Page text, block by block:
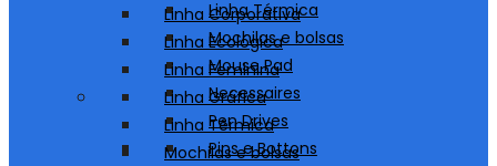
Linha Térmica
Mochilas e bolsas
Mouse Pad
Necessaires
Pen Drives
Pins e Bottons
Linha Corporativa
Linha Ecológica
Linha Feminina
Linha Gráfica
Linha Térmica
Mochilas e bolsas